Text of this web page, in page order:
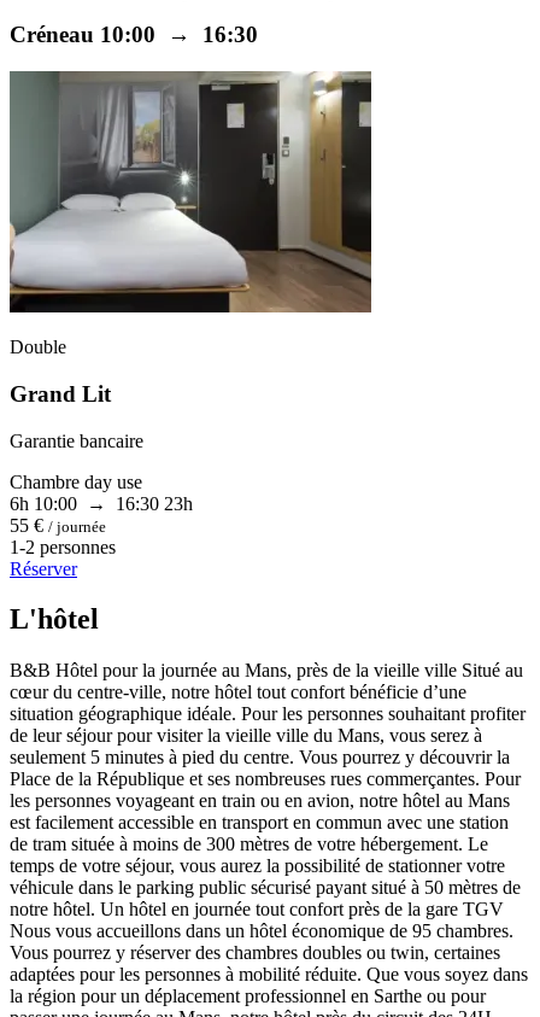
Créneau 10:00 → 16:30
Double
Grand Lit
Garantie bancaire
Chambre day use
6h 10:00 → 16:30 23h
55 € / journée
1-2 personnes
Réserver
L'hôtel
B&B Hôtel pour la journée au Mans, près de la vieille ville Situé au
cœur du centre-ville, notre hôtel tout confort bénéficie d’une
situation géographique idéale. Pour les personnes souhaitant profiter
de leur séjour pour visiter la vieille ville du Mans, vous serez à
seulement 5 minutes à pied du centre. Vous pourrez y découvrir la
Place de la République et ses nombreuses rues commerçantes. Pour
les personnes voyageant en train ou en avion, notre hôtel au Mans
est facilement accessible en transport en commun avec une station
de tram située à moins de 300 mètres de votre hébergement. Le
temps de votre séjour, vous aurez la possibilité de stationner votre
véhicule dans le parking public sécurisé payant situé à 50 mètres de
notre hôtel. Un hôtel en journée tout confort près de la gare TGV
Nous vous accueillons dans un hôtel économique de 95 chambres.
Vous pourrez y réserver des chambres doubles ou twin, certaines
adaptées pour les personnes à mobilité réduite. Que vous soyez dans
la région pour un déplacement professionnel en Sarthe ou pour